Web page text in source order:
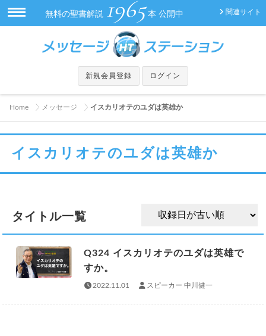
関連サイト
無料の聖書解説 1965 本 公開中
新規会員登録 ログイン
Home メッセージ イスカリオテのユダは英雄か
イスカリオテのユダは英雄か
タイトル一覧
Q324 イスカリオテのユダは英雄で
すか。
2022.11.01 スピーカー 中川健一